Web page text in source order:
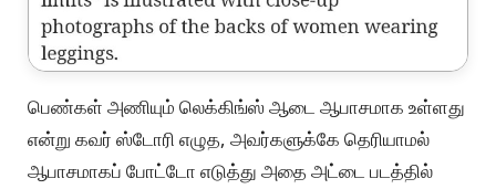
பெண்கள் அணியும் லெக்கிங்ஸ் ஆடை ஆபாசமாக உள்ளது
என்று கவர் ஸ்டோரி எழுத, அவர்களுக்கே தெரியாமல்
ஆபாசமாகப் போட்டோ எடுத்து அதை அட்டை படத்தில்